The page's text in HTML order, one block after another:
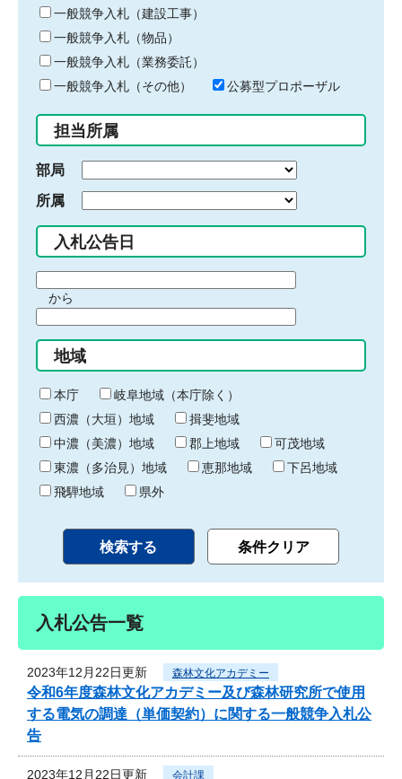
キ
ー
ワ
ー
ド
入
力
一般競争入札（建設工事）
一般競争入札（物品）
一般競争入札（業務委託）
一般競争入札（その他）
公募型プロポーザル
担当所属
部局
所属
入札公告日
間
始
り
から
間
終
わ
り
地域
本庁
岐阜地域（本庁除く）
西濃（大垣）地域
揖斐地域
中濃（美濃）地域
郡上地域
可茂地域
東濃（多治見）地域
恵那地域
下呂地域
飛騨地域
県外
入札公告一覧
2023年12月22日更新 森林文化アカデミー
令和6年度森林文化アカデミー及び森林研究所で使用
する電気の調達（単価契約）に関する一般競争入札公
告
2023年12月22日更新 会計課